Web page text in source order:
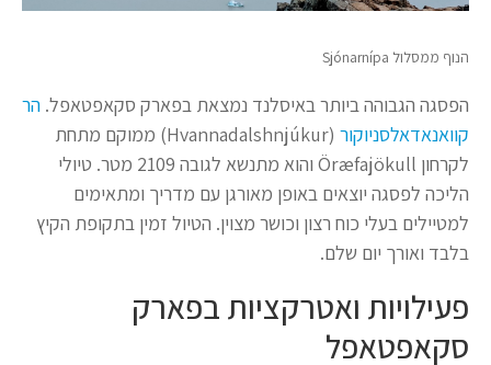
הנוף ממסלול Sjónarnípa
הפסגה הגבוהה ביותר באיסלנד נמצאת בפארק סקאפטאפל. הר
קוואנאדאלסניוקור
(Hvannadalshnjúkur) ממוקם מתחת
לקרחון Öræfajökull והוא מתנשא לגובה 2109 מטר. טיולי
הליכה לפסגה יוצאים באופן מאורגן עם מדריך ומתאימים
למטיילים בעלי כוח רצון וכושר מצוין. הטיול זמין בתקופת הקיץ
בלבד ואורך יום שלם.
פעילויות ואטרקציות בפארק
סקאפטאפל